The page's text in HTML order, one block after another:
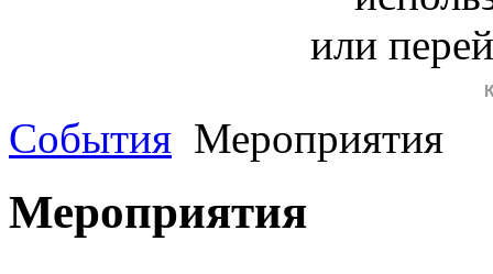
или
События Мероприятия
Мероприятия